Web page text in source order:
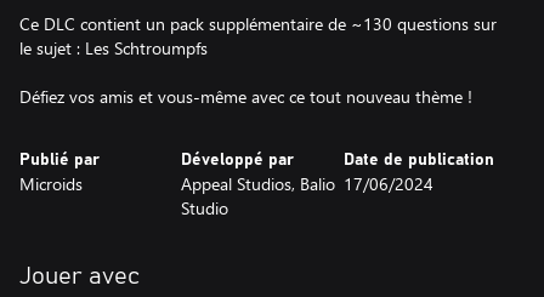
Ce DLC contient un pack supplémentaire de ~130 questions sur
le sujet : Les Schtroumpfs
Défiez vos amis et vous-même avec ce tout nouveau thème !
Publié par
Microids
Développé par
Appeal Studios, Balio
Studio
Date de publication
17/06/2024
Jouer avec